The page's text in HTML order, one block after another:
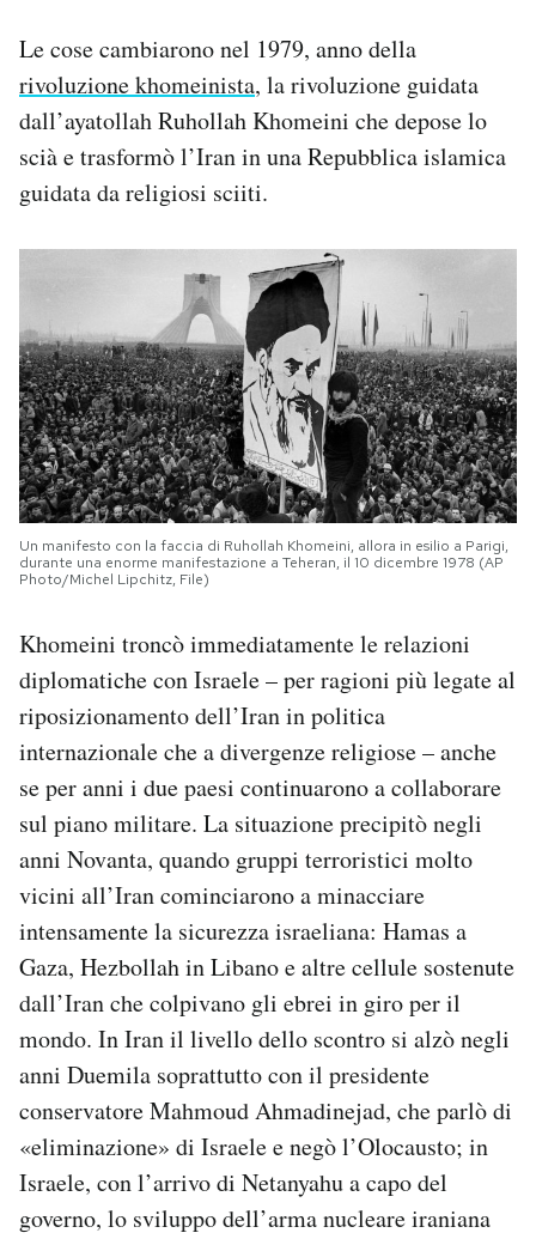
Le cose cambiarono nel 1979, anno della
rivoluzione khomeinista, la rivoluzione guidata
dall’ayatollah Ruhollah Khomeini che depose lo
scià e trasformò l’Iran in una Repubblica islamica
guidata da religiosi sciiti.
Un manifesto con la faccia di Ruhollah Khomeini, allora in esilio a Parigi,
durante una enorme manifestazione a Teheran, il 10 dicembre 1978 (AP
Photo/Michel Lipchitz, File)
Khomeini troncò immediatamente le relazioni
diplomatiche con Israele – per ragioni più legate al
riposizionamento dell’Iran in politica
internazionale che a divergenze religiose – anche
se per anni i due paesi continuarono a collaborare
sul piano militare. La situazione precipitò negli
anni Novanta, quando gruppi terroristici molto
vicini all’Iran cominciarono a minacciare
intensamente la sicurezza israeliana: Hamas a
Gaza, Hezbollah in Libano e altre cellule sostenute
dall’Iran che colpivano gli ebrei in giro per il
mondo. In Iran il livello dello scontro si alzò negli
anni Duemila soprattutto con il presidente
conservatore Mahmoud Ahmadinejad, che parlò di
«eliminazione» di Israele e negò l’Olocausto; in
Israele, con l’arrivo di Netanyahu a capo del
governo, lo sviluppo dell’arma nucleare iraniana